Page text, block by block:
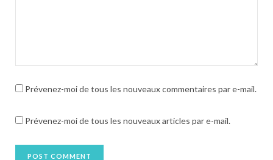
Prévenez-moi de tous les nouveaux commentaires par e-mail.
Prévenez-moi de tous les nouveaux articles par e-mail.